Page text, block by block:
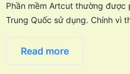
Phần mềm Artcut thường
Trung Quốc sử dụng. Chính vì
Read more